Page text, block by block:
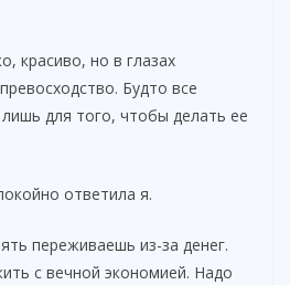
красиво, но в глазах
Будто все
для того, чтобы делать ее
ответила я.
переживаешь из-за денег.
с вечной экономией. Надо